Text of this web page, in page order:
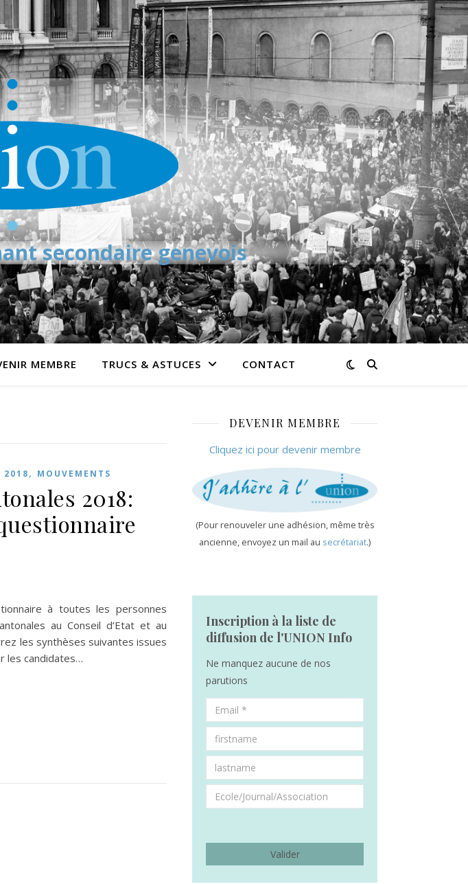
secondaire genevois
MEMBRE TRUCS & ASTUCES CONTACT
2018, MOUVEMENTS
2018:
à toutes les personnes
au Conseil d’Etat et au
les synthèses suivantes issues
les candidates…
DEVENIR MEMBRE
Cliquez ici pour devenir membre
(Pour renouveler une adhésion, même très
ancienne, envoyez un mail au secrétariat.)
Inscription à la liste de
diffusion de l'UNION Info
Ne manquez aucune de nos
parutions